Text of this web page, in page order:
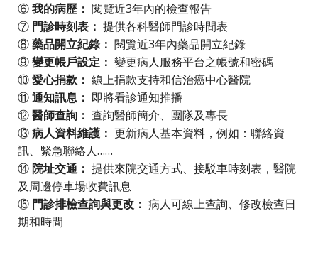
⑥我的病歷： 閱覽近3年內的檢查報告
⑦ 門診時刻表： 提供各科醫師門診時間表
⑧藥品開立紀錄： 閱覽近3年內藥品開立紀錄
⑨變更帳戶設定： 變更病人服務平台之帳號和密碼
⑩愛心捐款： 線上捐款支持和信治癌中心醫院
⑪通知訊息： 即將看診通知推播
⑫醫師查詢： 查詢醫師簡介、團隊及專長
⑬病人資料維護： 更新病人基本資料，例如：聯絡資
訊、緊急聯絡人……
⑭院址交通： 提供來院交通方式、接駁車時刻表，醫院
及周邊停車場收費訊息
⑮ 門診排檢查詢與更改： 病人可線上查詢、修改檢查日
期和時間